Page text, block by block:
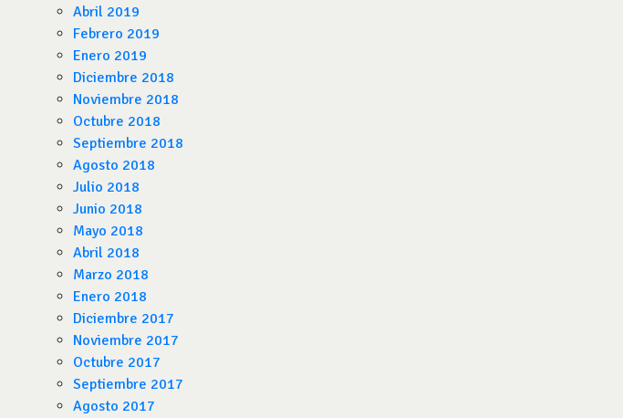
Abril 2019
Febrero 2019
Enero 2019
Diciembre 2018
Noviembre 2018
Octubre 2018
Septiembre 2018
Agosto 2018
Julio 2018
Junio 2018
Mayo 2018
Abril 2018
Marzo 2018
Enero 2018
Diciembre 2017
Noviembre 2017
Octubre 2017
Septiembre 2017
Agosto 2017